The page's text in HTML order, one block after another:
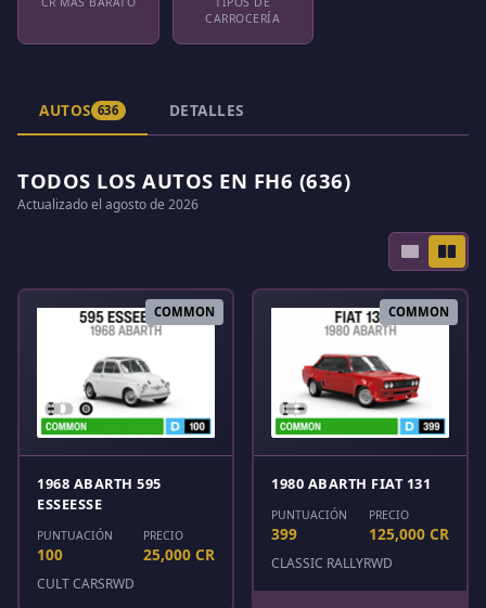
CARROCERÍA
AUTOS 636 DETALLES
TODOS LOS AUTOS EN FH6 (636)
Actualizado el agosto de 2026
COMMON
1968 ABARTH 595
ESSEESSE
PUNTUACIÓN
100
PRECIO
25,000 CR
CULT CARSRWD
COMMON
1980 ABARTH FIAT 131
PUNTUACIÓN
399
PRECIO
125,000 CR
CLASSIC RALLYRWD